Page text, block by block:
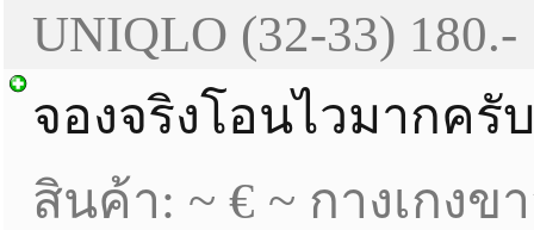
UNIQLO (32-33) 180.-
จองจริงโอนไวมากค
สินค้า: ~ € ~ กางเกงข